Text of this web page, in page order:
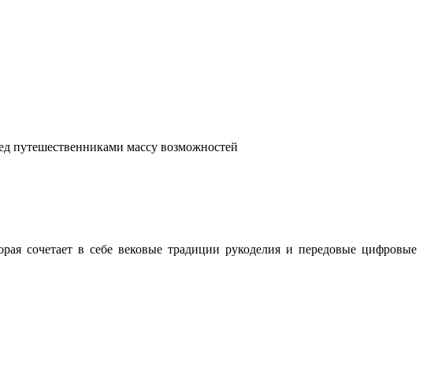
путешественниками массу возможностей
сочетает в себе вековые традиции рукоделия и передовые цифровые